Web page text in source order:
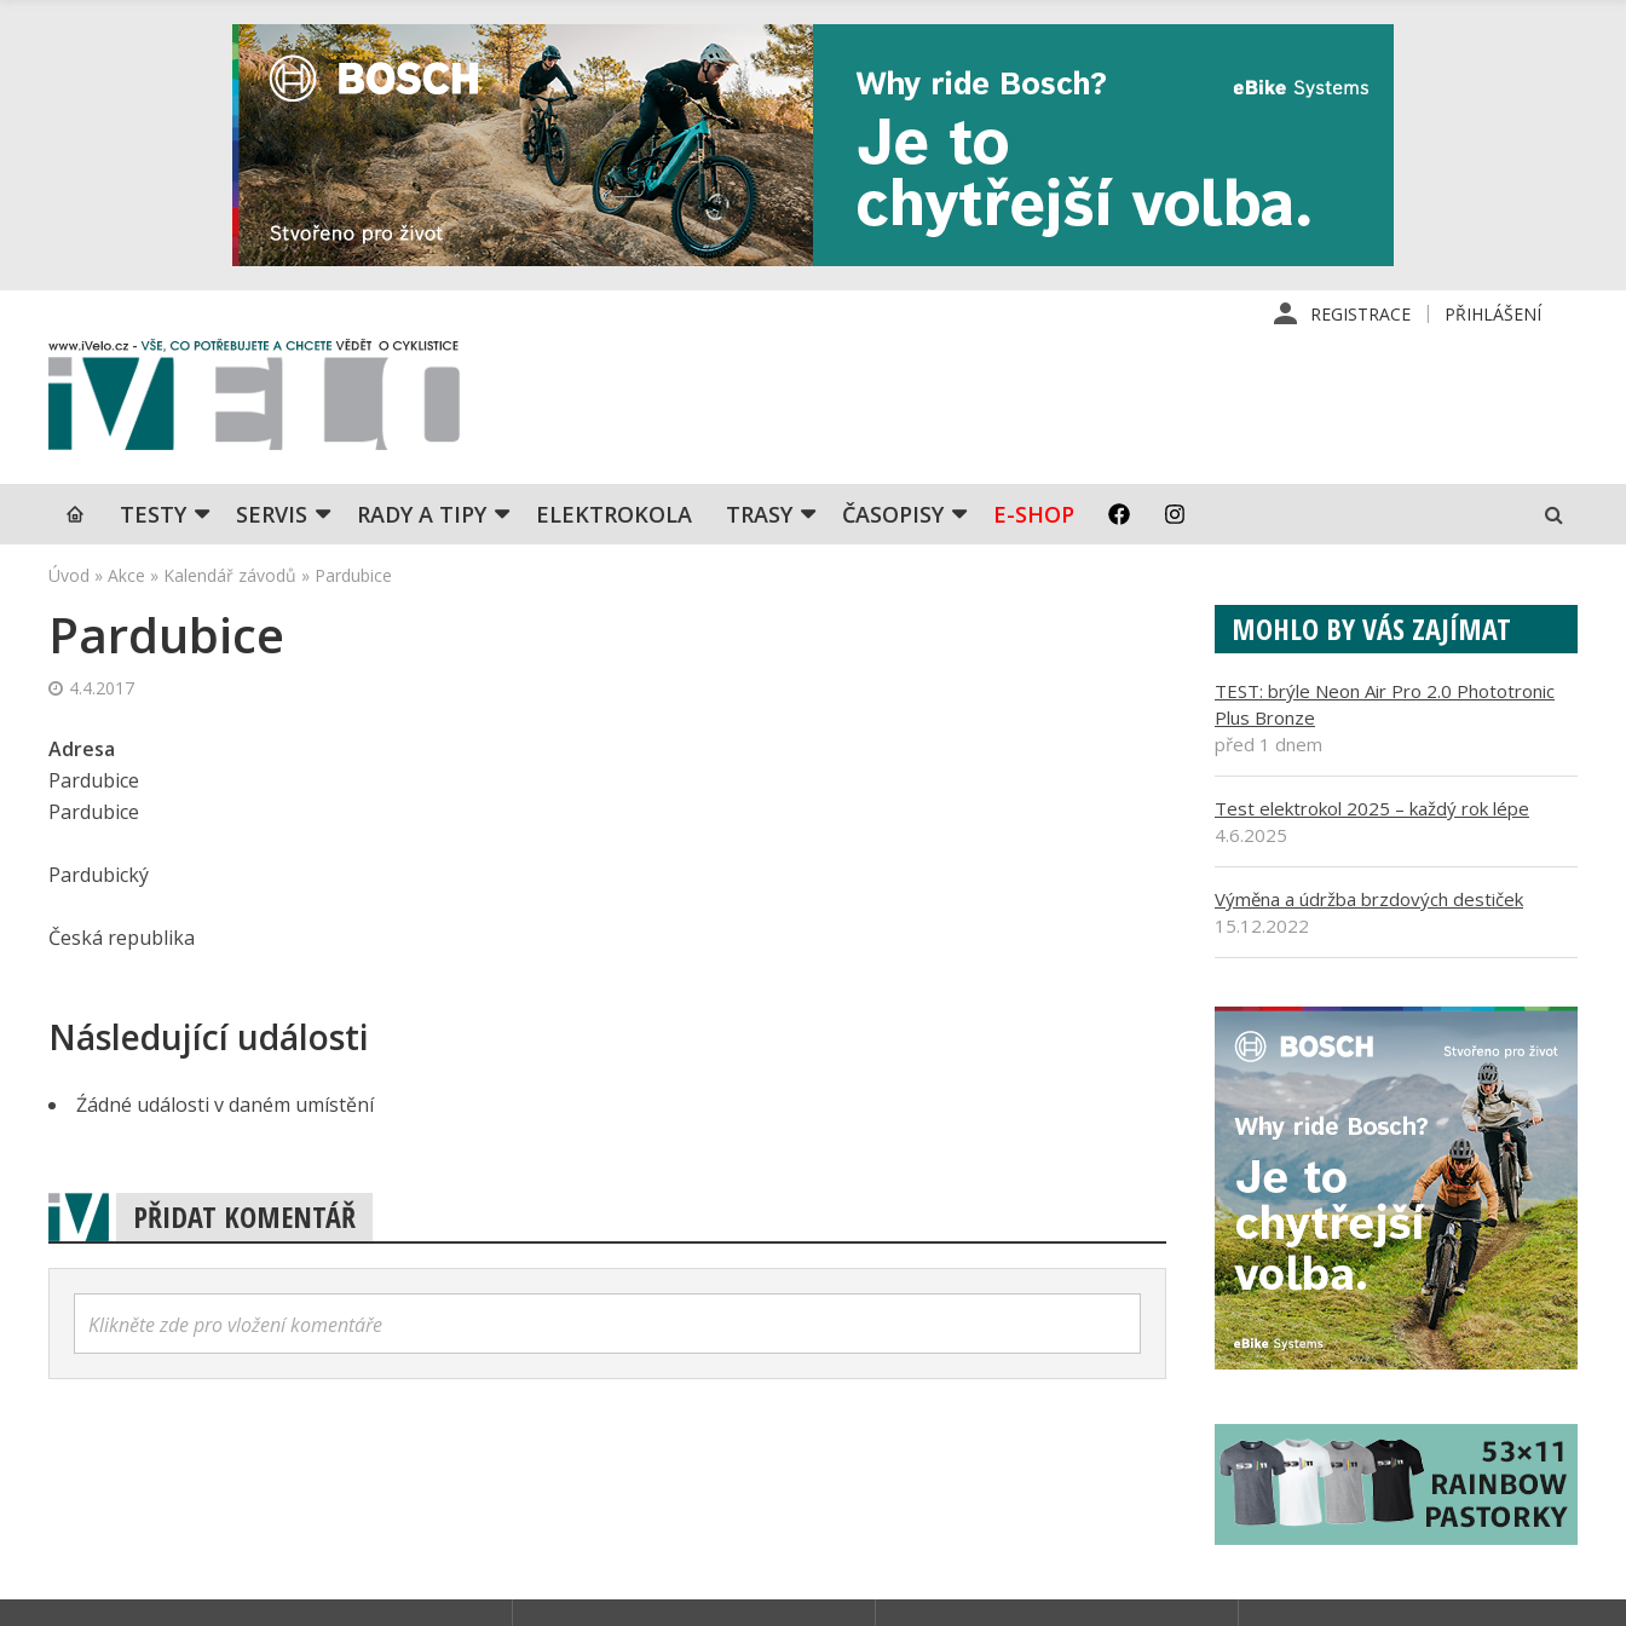
REGISTRACE PŘIHLÁŠENÍ
TESTY SERVIS RADY A TIPY ELEKTROKOLA TRASY ČASOPISY E-SHOP
Úvod » Akce » Kalendář závodů » Pardubice
Pardubice
4.4.2017
Adresa
Pardubice
Pardubice
Pardubický
Česká republika
Následující události
Źádné události v daném umístění
PŘIDAT KOMENTÁŘ
Klikněte zde pro vložení komentáře
MOHLO BY VÁS ZAJÍMAT
TEST: brýle Neon Air Pro 2.0 Phototronic
Plus Bronze
před 1 dnem
Test elektrokol 2025 – každý rok lépe
4.6.2025
Výměna a údržba brzdových destiček
15.12.2022